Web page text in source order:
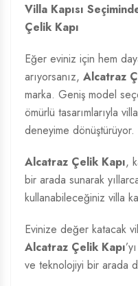
Villa Kapısı
Çelik Kapı
Eğer eviniz için hem
arıyorsanız, Alcatraz
marka. Geniş model
ömürlü tasarımlarıyla
deneyime dönüştürüyor.
Alcatraz Çelik Kapı,
bir arada sunarak
kullanabileceğiniz villa
Evinize değer katacak
Alcatraz Çelik Kapı
ve teknolojiyi bir arada